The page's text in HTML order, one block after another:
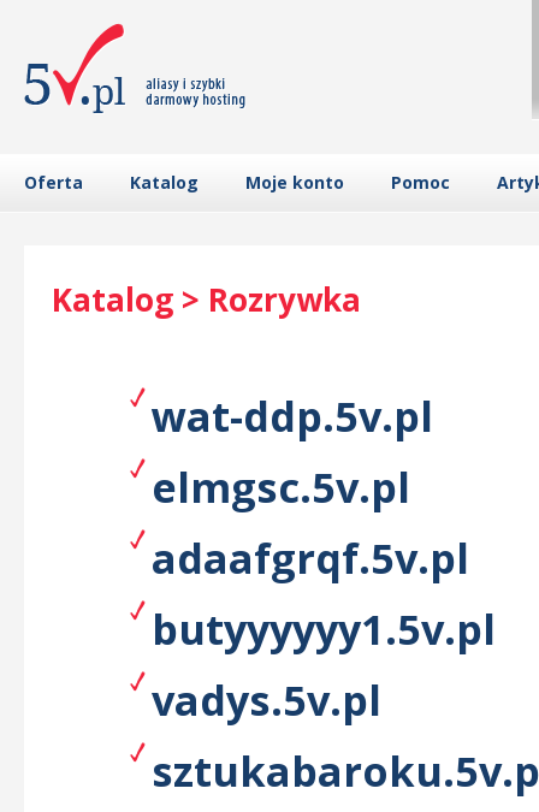
Oferta Katalog Moje konto Pomoc
Katalog > Rozrywka
wat-ddp.5v.pl
elmgsc.5v.pl
adaafgrqf.5v.pl
butyyyyyy1.5v.pl
vadys.5v.pl